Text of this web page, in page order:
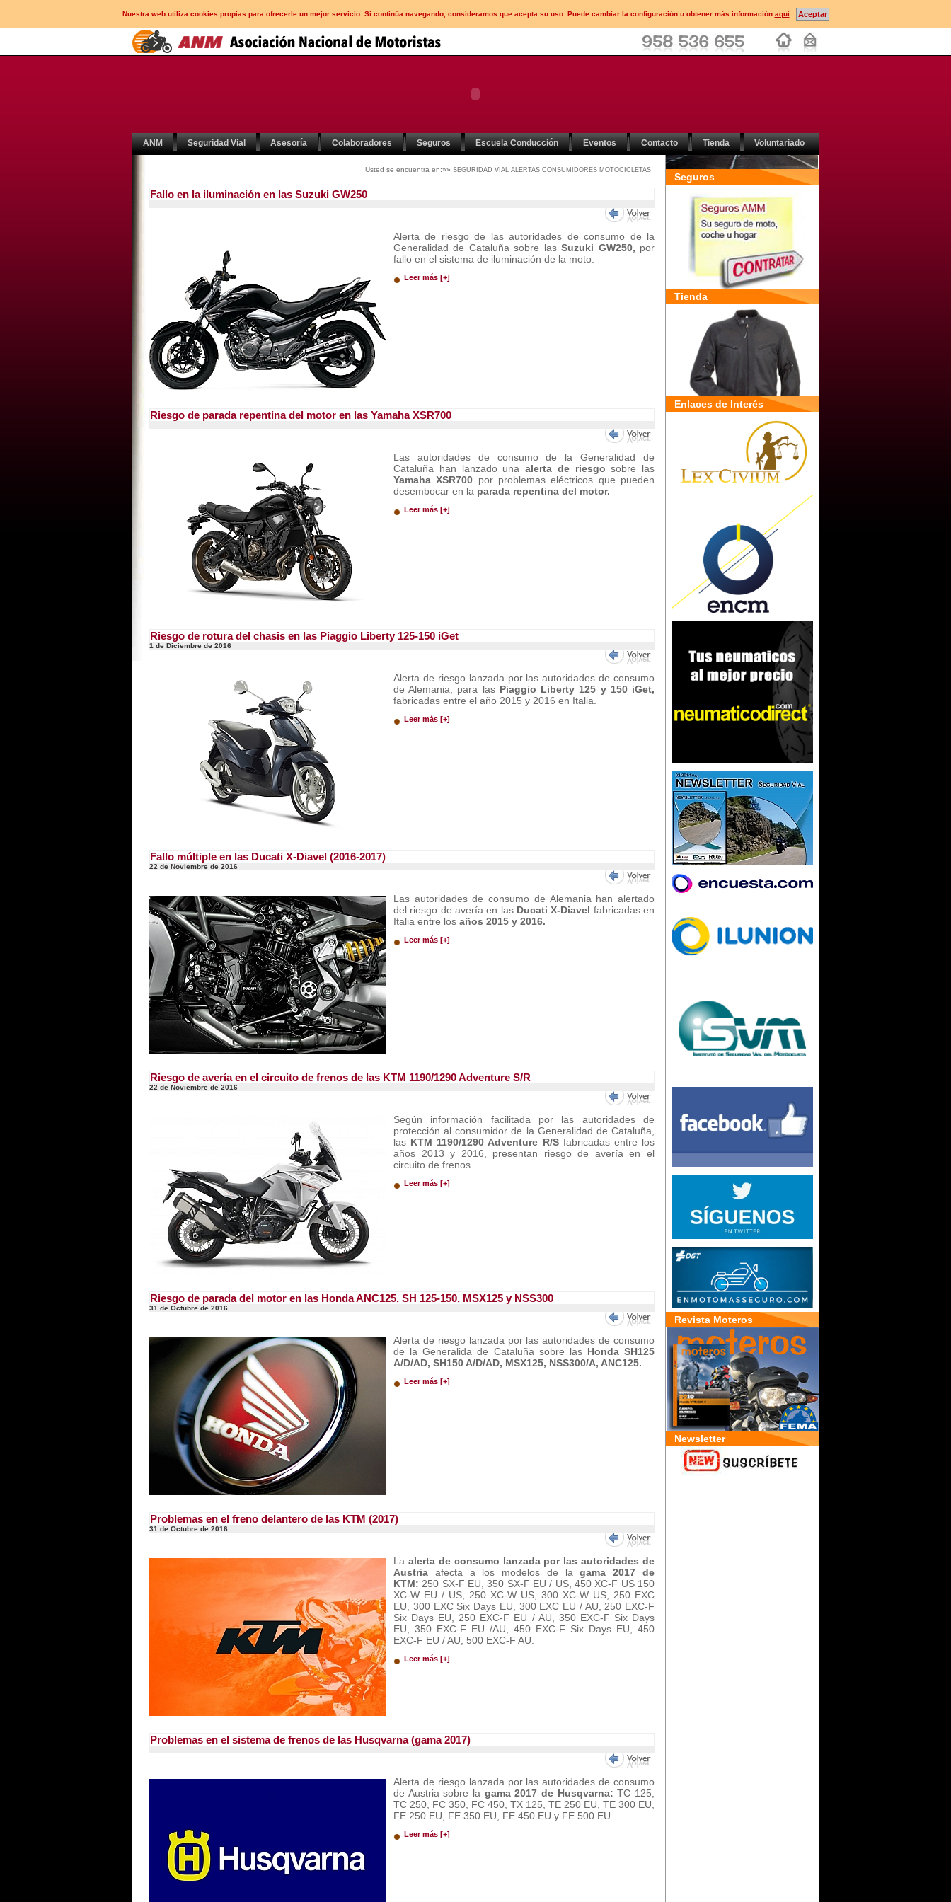
Nuestra web utiliza cookies propias para ofrecerle un mejor servicio. Si continúa navegando, consideramos que acepta su uso. Puede cambiar la configuración u obtener más información aquí.
ANM Seguridad Vial Asesoría Colaboradores Seguros Escuela Conducción Eventos Contacto Tienda Voluntariado
Usted se encuentra en:»» SEGURIDAD VIAL ALERTAS CONSUMIDORES MOTOCICLETAS
Fallo en la iluminación en las Suzuki GW250
Alerta de riesgo de las autoridades de consumo de la
Generalidad de Cataluña sobre lasSuzuki GW250, por
fallo en el sistema de iluminación de la moto.
Leer más [+]
Riesgo de parada repentina del motor en las Yamaha XSR700
Las autoridades de consumo de la Generalidad de
Cataluña han lanzado una alerta de riesgo sobre las
Yamaha XSR700 por problemas eléctricos que pueden
desembocar en la parada repentina del motor.
Leer más [+]
Riesgo de rotura del chasis en las Piaggio Liberty 125-150 iGet
1 de Diciembre de 2016
Alerta de riesgo lanzada por las autoridades de consumo
de Alemania, para las Piaggio Liberty 125 y 150 iGet,
fabricadas entre el año 2015 y 2016 en Italia.
Leer más [+]
Fallo múltiple en las Ducati X-Diavel (2016-2017)
22 de Noviembre de 2016
Las autoridades de consumo de Alemania han alertado
del riesgo de avería en las Ducati X-Diavel fabricadas en
Italia entre los años 2015 y 2016.
Leer más [+]
Riesgo de avería en el circuito de frenos de las KTM 1190/1290 Adventure S/R
22 de Noviembre de 2016
Según información facilitada por las autoridades de
protección al consumidor de la Generalidad de Cataluña,
las KTM 1190/1290 Adventure R/Sfabricadas entre los
años 2013 y 2016, presentan riesgo de avería en el
circuito de frenos.
Leer más [+]
Riesgo de parada del motor en las Honda ANC125, SH 125-150, MSX125 y NSS300
31 de Octubre de 2016
Alerta de riesgo lanzada por las autoridades de consumo
de la Generalida de Cataluña sobre las Honda SH125
A/D/AD, SH150 A/D/AD, MSX125, NSS300/A, ANC125.
Leer más [+]
Problemas en el freno delantero de las KTM (2017)
31 de Octubre de 2016
La alerta de consumo lanzada por las autoridades de
Austria afecta a los modelos de lagama 2017 de
KTM: 250 SX-F EU, 350 SX-F EU / US, 450 XC-F US 150
XC-W EU / US, 250 XC-W US, 300 XC-W US, 250 EXC
EU, 300 EXC Six Days EU, 300 EXC EU / AU, 250 EXC-F
Six Days EU, 250 EXC-F EU / AU, 350 EXC-F Six Days
EU, 350 EXC-F EU /AU, 450 EXC-F Six Days EU, 450
EXC-F EU / AU, 500 EXC-F AU.
Leer más [+]
Problemas en el sistema de frenos de las Husqvarna (gama 2017)
Alerta de riesgo lanzada por las autoridades de consumo
de Austria sobre la gama 2017 de Husqvarna:TC 125,
TC 250, FC 350, FC 450, TX 125, TE 250 EU, TE 300 EU,
FE 250 EU, FE 350 EU, FE 450 EU y FE 500 EU.
Leer más [+]
Seguros
Tienda
Enlaces de Interés
Revista Moteros
Newsletter